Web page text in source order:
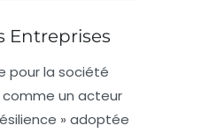
Entreprises
pour la société
comme un acteur
» adoptée